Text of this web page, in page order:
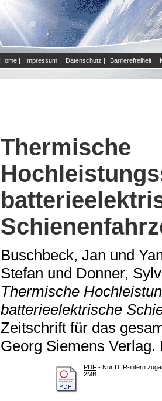
Home | Impressum | Datenschutz | Barrierefreiheit |
Thermische
Buschbeck, Jan und
Stefan und Donner,
Thermische
batterieelektrische
Zeitschrift für das
Georg Siemens Verlag.
PDF - Nur DLR-intern
2MB